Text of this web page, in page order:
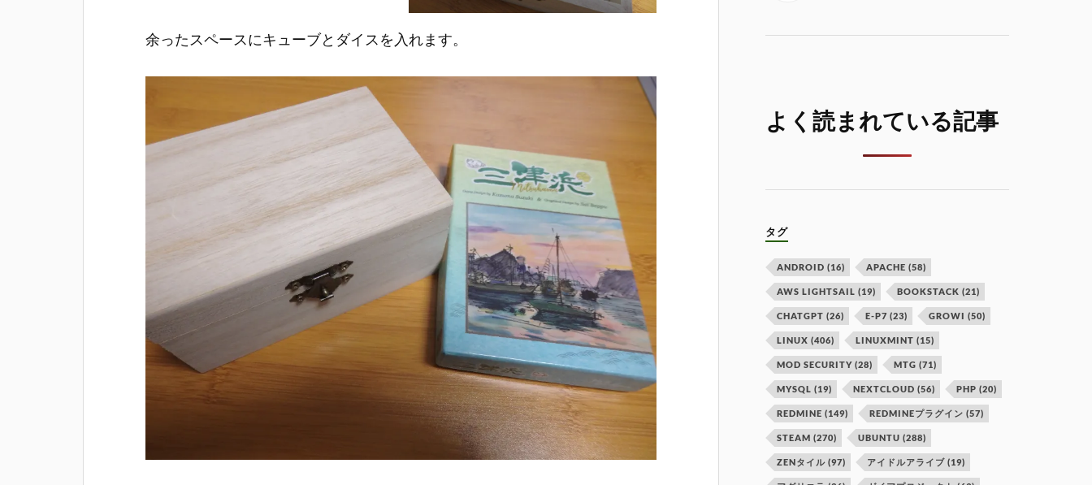
余ったスペースにキューブとダイスを入れます。
よく読まれている記事
タグ
ANDROID (16) APACHE (58)
AWS LIGHTSAIL (19) BOOKSTACK (21)
CHATGPT (26) E-P7 (23) GROWI (50)
LINUX (406) LINUXMINT (15)
MOD SECURITY (28) MTG (71)
MYSQL (19) NEXTCLOUD (56) PHP (20)
REDMINE (149) REDMINEプラグイン (57)
STEAM (270) UBUNTU (288)
ZENタイル (97) アイドルアライブ (19)